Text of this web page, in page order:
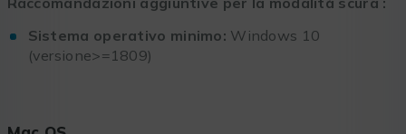
Sistema operativo minimo: Windows 10
(versione>=1809)